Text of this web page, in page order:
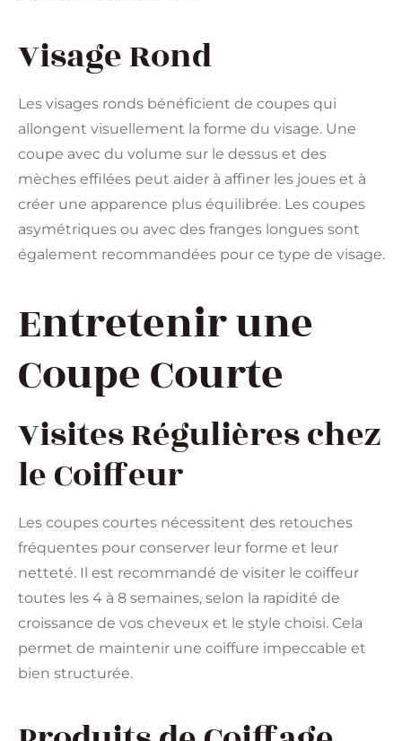
Visage Rond
Les visages ronds bénéficient de coupes qui
allongent visuellement la forme du visage. Une
coupe avec du volume sur le dessus et des
mèches effilées peut aider à affiner les joues et à
créer une apparence plus équilibrée. Les coupes
asymétriques ou avec des franges longues sont
également recommandées pour ce type de visage​​.
Entretenir une
Coupe Courte
Visites Régulières chez
le Coiffeur
Les coupes courtes nécessitent des retouches
fréquentes pour conserver leur forme et leur
netteté. Il est recommandé de visiter le coiffeur
toutes les 4 à 8 semaines, selon la rapidité de
croissance de vos cheveux et le style choisi. Cela
permet de maintenir une coiffure impeccable et
bien structurée​​.